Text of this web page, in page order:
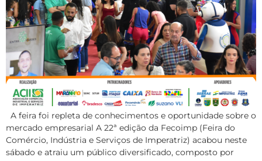
A feira foi repleta de conhecimentos e oportunidade sobre o
mercado empresarial A 22ª edição da Fecoimp (Feira do
Comércio, Indústria e Serviços de Imperatriz) acabou neste
sábado e atraiu um público diversificado, composto por